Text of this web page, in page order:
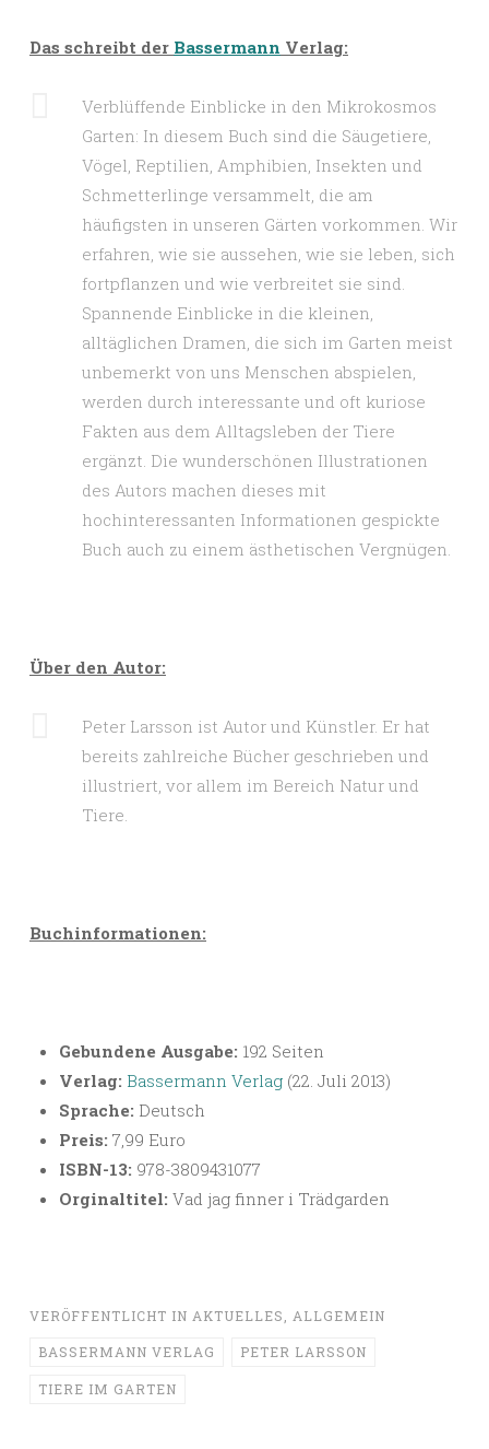
Das schreibt der Bassermann Verlag:
Verblüffende Einblicke in den Mikrokosmos
Garten: In diesem Buch sind die Säugetiere,
Vögel, Reptilien, Amphibien, Insekten und
Schmetterlinge versammelt, die am
häufigsten in unseren Gärten vorkommen. Wir
erfahren, wie sie aussehen, wie sie leben, sich
fortpflanzen und wie verbreitet sie sind.
Spannende Einblicke in die kleinen,
alltäglichen Dramen, die sich im Garten meist
unbemerkt von uns Menschen abspielen,
werden durch interessante und oft kuriose
Fakten aus dem Alltagsleben der Tiere
ergänzt. Die wunderschönen Illustrationen
des Autors machen dieses mit
hochinteressanten Informationen gespickte
Buch auch zu einem ästhetischen Vergnügen.
Über den Autor:
Peter Larsson ist Autor und Künstler. Er hat
bereits zahlreiche Bücher geschrieben und
illustriert, vor allem im Bereich Natur und
Tiere.
Buchinformationen:
Gebundene Ausgabe: 192 Seiten
Verlag: Bassermann Verlag (22. Juli 2013)
Sprache: Deutsch
Preis: 7,99 Euro
ISBN-13: 978-3809431077
Orginaltitel: Vad jag finner i Trädgarden
VERÖFFENTLICHT IN AKTUELLES ALLGEMEIN
BASSERMANN VERLAG PETER LARSSON
TIERE IM GARTEN